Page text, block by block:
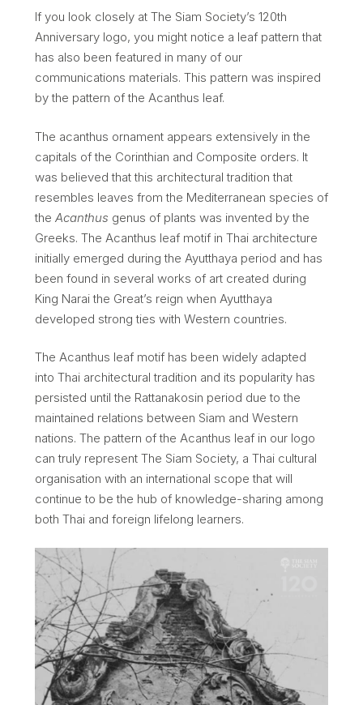
If you look closely at The Siam Society’s 120th
Anniversary logo, you might notice a leaf pattern that
has also been featured in many of our
communications materials. This pattern was inspired
by the pattern of the Acanthus leaf.
The acanthus ornament appears extensively in the
capitals of the Corinthian and Composite orders. It
was believed that this architectural tradition that
resembles leaves from the Mediterranean species of
the Acanthus genus of plants was invented by the
Greeks. The Acanthus leaf motif in Thai architecture
initially emerged during the Ayutthaya period and has
been found in several works of art created during
King Narai the Great’s reign when Ayutthaya
developed strong ties with Western countries.
The Acanthus leaf motif has been widely adapted
into Thai architectural tradition and its popularity has
persisted until the Rattanakosin period due to the
maintained relations between Siam and Western
nations. The pattern of the Acanthus leaf in our logo
can truly represent The Siam Society, a Thai cultural
organisation with an international scope that will
continue to be the hub of knowledge-sharing among
both Thai and foreign lifelong learners.